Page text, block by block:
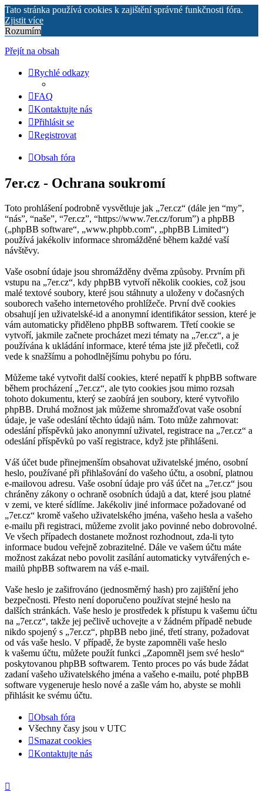
Tato stránka používá cookies k zajištění správné funkčnosti fóra.
Zjistit více
Rozumím
Přejít na obsah
Rychlé odkazy
FAQ
Kontaktujte nás
Přihlásit se
Registrovat
Obsah fóra
7er.cz - Ochrana soukromí
Toto prohlášení podrobně vysvětluje jak „7er.cz“ (dále jen “my”,
“nás”, “naše”, “7er.cz”, “https://www.7er.cz/forum”) a phpBB
(„phpBB software“, „www.phpbb.com“, „phpBB Limited“)
používá jakékoliv informace shromážděné během každé vaší
návštěvy.
Vaše osobní údaje jsou shromážděny dvěma způsoby. Prvním při
vstupu na „7er.cz“, kdy phpBB vytvoří několik cookies, což jsou
malé textové soubory, které jsou stáhnuty a uloženy v dočasných
souborech vašeho internetového prohlížeče. První dvě cookies
obsahují jen uživatelské-id a anonymní identifikátor session, které je
vám automaticky přiděleno phpBB softwarem. Třetí cookie se
vytvoří, jakmile začnete procházet mezi tématy na „7er.cz“, a je
používána k ukládání informace, které téma jste již přečetli, což
vede k snažšímu a pohodlnějšímu pohybu po fóru.
Můžeme také vytvořit další cookies, které nepatří k phpBB software
během procházení „7er.cz“, ale tyto cookies jsou mimo rozsah
tohoto dokumentu, který se zaobírá jen soubory, které vytvořilo
phpBB. Druhá možnost jak můžeme shromažďovat vaše osobní
údaje, je vaše odeslání těchto údajů nám. Toto může zahrnovat:
odeslání příspěvků jako anonymní uživatel, registrace na „7er.cz“ a
odeslání příspěvků po vaší registrace, když jste přihlášeni.
Váš účet bude přinejmenším obsahovat uživatelské jméno, osobní
heslo, používané při přihlašování do vašeho účtu, a osobní, platnou
e-mailovou adresu. Vaše osobní údaje pro váš účet na „7er.cz“ jsou
chráněny zákony o ochraně osobních údajů a dat, které jsou platné
v zemi, ve které sídlíme. Jakékoliv jiné informace požadované od
„7er.cz“ kromě vašeho uživatelského jména, vašeho hesla a vašeho
e-mailu při registraci, můžeme zvolit jako povinné nebo dobrovolné.
Ve všech případech dostanete možnost rozhodnout, zda-li tyto
informace budou veřejně zobrazitelné. Dále ve vašem účtu máte
možnost zakázat nebo povolit zasílání automaticky vytvářených e-
mailů phpBB softwarem na váš e-mail.
Vaše heslo je zašifrováno (jednosměrný hash) pro zajištění jeho
bezpečnosti. Přesto není doporučeno používat stejné heslo na
dalších stránkách. Vaše heslo je prostředek k přístupu k vašemu účtu
na „7er.cz“, takže jej pečlivě uchovejte a v žádném případě nebude
nikdo spojený s „7er.cz“, phpBB nebo jiné, třetí strany, požadovat
od vás vaše heslo. V případě, že byste zapomněli vaše heslo
k vašemu účtu, můžete použít funkci „Zapomněl jsem své heslo“
poskytovanou phpBB softwarem. Tento proces po vás bude žádat
zadaní vašeho uživatelského jména a vašeho e-mailu, poté phpBB
software vygeneruje heslo nové a zašle vám ho, abyste se mohli
přihlásit ke svému účtu.
Obsah fóra
Všechny časy jsou v UTC
Smazat cookies
Kontaktujte nás